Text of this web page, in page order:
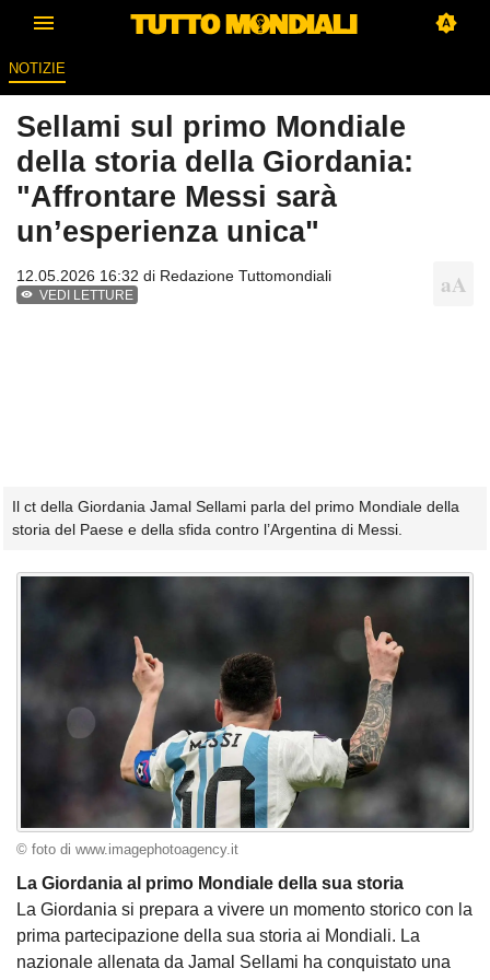
NOTIZIE
Sellami sul primo Mondiale
della storia della Giordania:
"Affrontare Messi sarà
un’esperienza unica"
12.05.2026 16:32 di Redazione Tuttomondiali
VEDI LETTURE
Il ct della Giordania Jamal Sellami parla del primo Mondiale della
storia del Paese e della sfida contro l’Argentina di Messi.
© foto di www.imagephotoagency.it
La Giordania al primo Mondiale della sua storia
La Giordania si prepara a vivere un momento storico con la
prima partecipazione della sua storia ai Mondiali. La
nazionale allenata da Jamal Sellami ha conquistato una